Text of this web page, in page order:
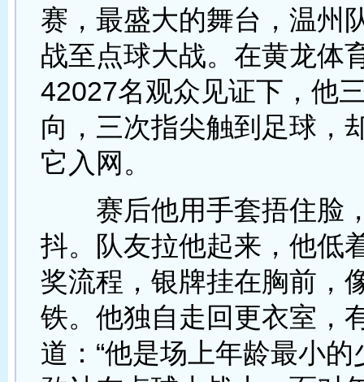
赛，最盛大的舞台，温州
战至点球大战。在黄龙体
42027名观众见证下，他
向，三次指尖触到足球，
它入网。
赛后他用手套捂住脸
抖。队友拉他起来，他低
奖流程，银牌挂在胸前，
铁。他独自走回更衣室，
道：“他是场上年龄最小的